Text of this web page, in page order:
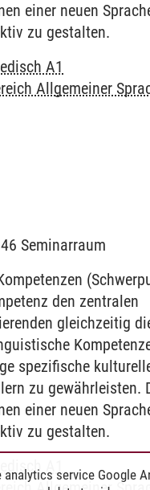
einer neuen
zu gestalten.
A1
Allgemeiner
Seminarraum
den zentralen
gleichzeitig
spezifische
zu gewährleisten.
einer neuen
zu gestalten.
A1 service Google